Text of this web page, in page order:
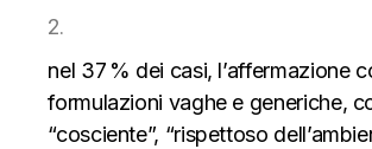
nel 37 % dei casi, l’affermazione
formulazioni vaghe e generiche,
“cosciente”, “rispettoso